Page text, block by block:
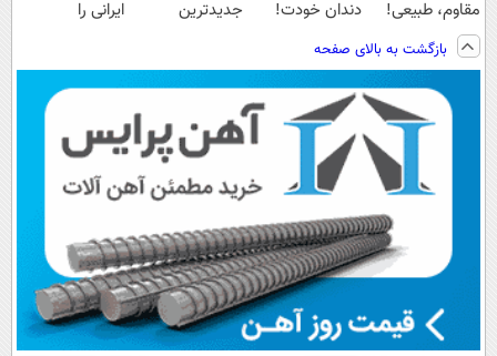
مقاوم، طبیعی!
ویزیت
رایگان+پرداخت
اقساطی😍
دندان خودت!
پرداخت اقساطی
💳 📍 تهران
جدیدترین
پرداخت قسطی
ایرانی را
بازگشت به بالای صفحه